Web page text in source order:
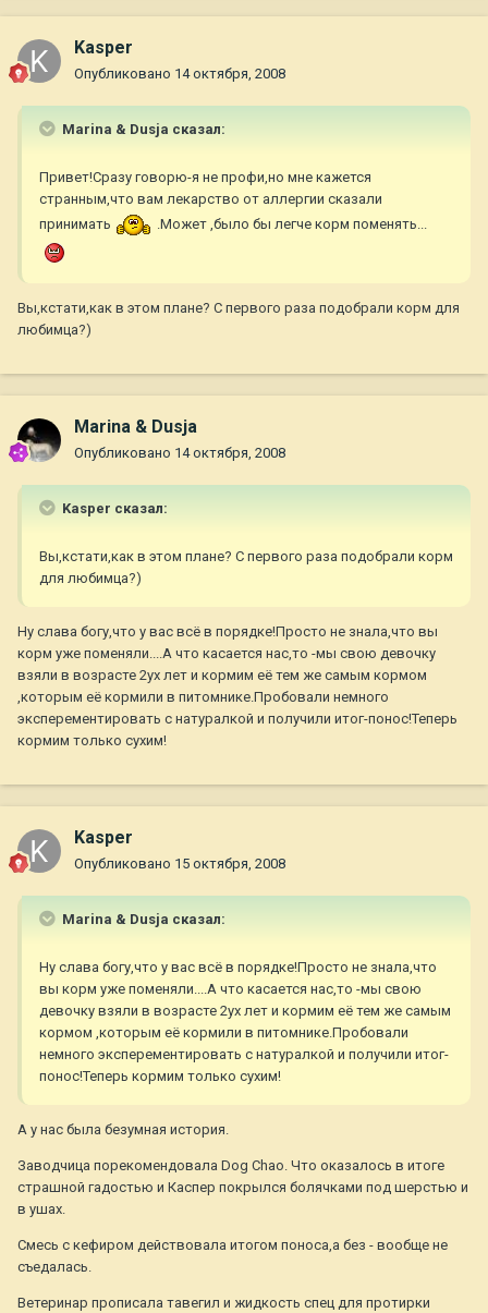
Kasper
Опубликовано 14 октября, 2008
Marina & Dusja сказал:
Привет!Сразу говорю-я не профи,но мне кажется
странным,что вам лекарство от аллергии сказали
принимать
.Может ,было бы легче корм поменять...
Вы,кстати,как в этом плане? С первого раза подобрали корм для
любимца?)
Marina & Dusja
Опубликовано 14 октября, 2008
Kasper сказал:
Вы,кстати,как в этом плане? С первого раза подобрали корм
для любимца?)
Ну слава богу,что у вас всё в порядке!Просто не знала,что вы
корм уже поменяли....А что касается нас,то -мы свою девочку
взяли в возрасте 2ух лет и кормим её тем же самым кормом
,которым её кормили в питомнике.Пробовали немного
эксперементировать с натуралкой и получили итог-понос!Теперь
кормим только сухим!
Kasper
Опубликовано 15 октября, 2008
Marina & Dusja сказал:
Ну слава богу,что у вас всё в порядке!Просто не знала,что
вы корм уже поменяли....А что касается нас,то -мы свою
девочку взяли в возрасте 2ух лет и кормим её тем же самым
кормом ,которым её кормили в питомнике.Пробовали
немного эксперементировать с натуралкой и получили итог-
понос!Теперь кормим только сухим!
А у нас была безумная история.
Заводчица порекомендовала Dog Chao. Что оказалось в итоге
страшной гадостью и Каспер покрылся болячками под шерстью и
в ушах.
Смесь с кефиром действовала итогом поноса,а без - вообще не
съедалась.
Ветеринар прописала тавегил и жидкость спец для протирки